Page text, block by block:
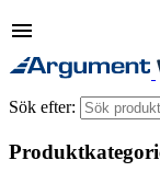
menu
Sök efter: